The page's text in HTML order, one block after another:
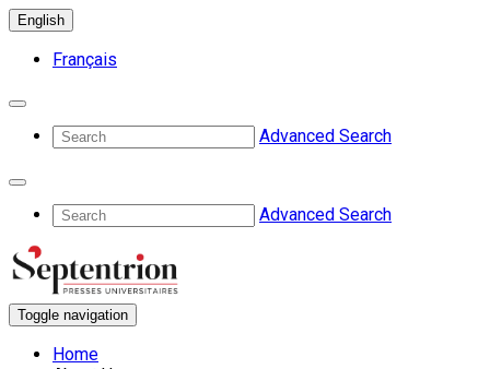
English
Français
Advanced Search
Advanced Search
Toggle navigation
Home